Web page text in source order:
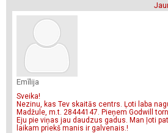
Emīlija
Sveika!
Nezinu, kas Tev skaitās centrs. Ļoti laba
Madžule, m.t. 28444147. Pieņem Godwill
Eju pie viņas jau daudzus gadus. Man ļoti
laikam priekš manis ir galvenais.!